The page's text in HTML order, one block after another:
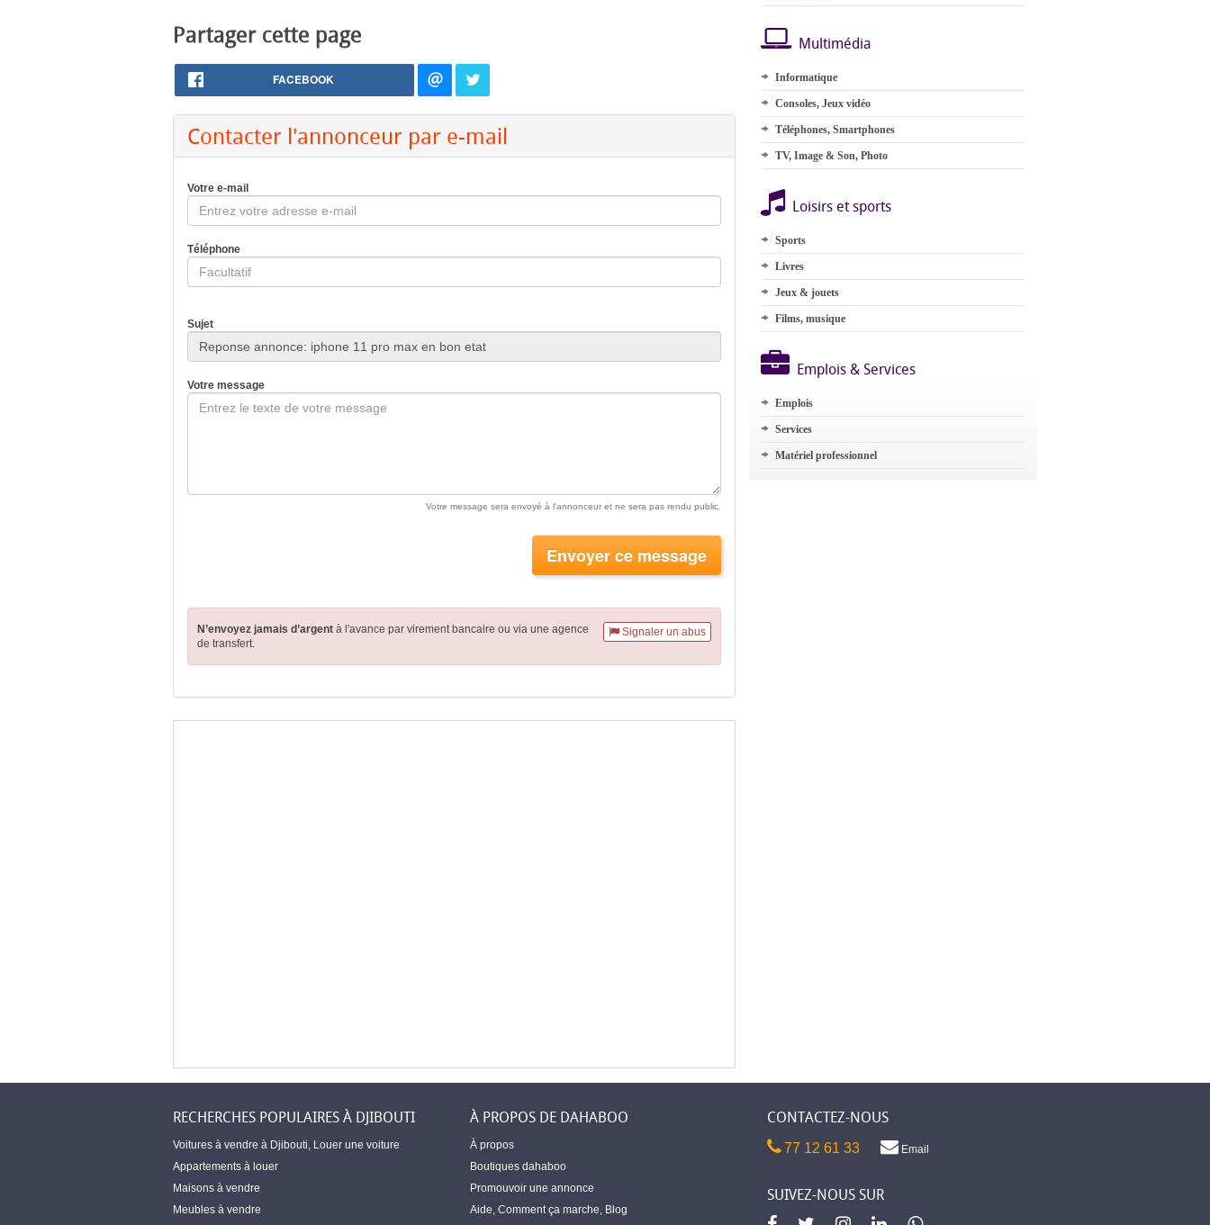
Partager cette page
FACEBOOK
Contacter l'annonceur par e-mail
Votre e-mail
Téléphone
Sujet
Votre message
Votre message sera envoyé à l'annonceur et ne sera pas rendu public.
Envoyer ce message
Signaler un abus
N’envoyez jamais d’argent à l'avance par virement bancaire ou via une agence
de transfert.
Multimédia
Informatique
Consoles, Jeux vidéo
Téléphones, Smartphones
TV, Image & Son, Photo
Loisirs et sports
Sports
Livres
Jeux & jouets
Films, musique
Emplois & Services
Emplois
Services
Matériel professionnel
RECHERCHES POPULAIRES À DJIBOUTI
Voitures à vendre à Djibouti Louer une voiture
Appartements à louer
Maisons à vendre
Meubles à vendre
À PROPOS DE DAHABOO
À propos
Boutiques dahaboo
Promouvoir une annonce
Aide Comment ça marche Blog
CONTACTEZ-NOUS
77 12 61 33 Email
SUIVEZ-NOUS SUR